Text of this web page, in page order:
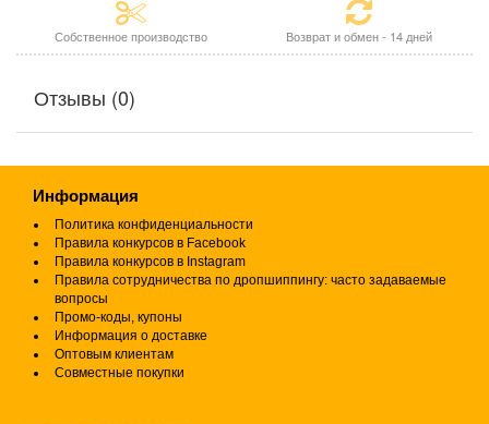
Собственное производство Возврат и обмен - 14 дней
Отзывы (0)
Информация
Политика конфиденциальности
Правила конкурсов в Facebook
Правила конкурсов в Instagram
Правила сотрудничества по дропшиппингу: часто задаваемые
вопросы
Промо-коды, купоны
Информация о доставке
Оптовым клиентам
Совместные покупки